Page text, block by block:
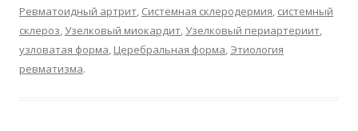
Ревматоидный артрит, Системная склеродермия, системный
склероз,Узелковый миокардит,Узелковый периартериит,
узловатая форма, Церебральная форма, Этиология
ревматизма.